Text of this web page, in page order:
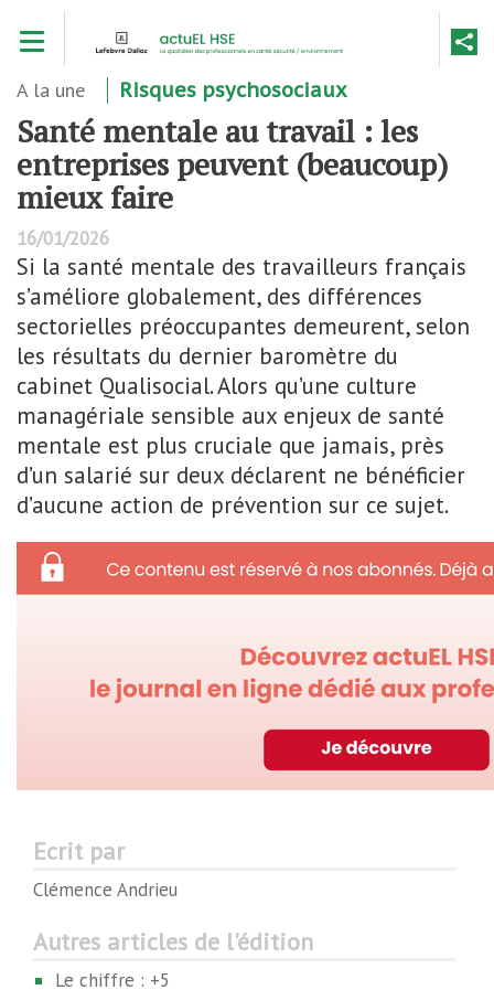
contenu
A la une Risques psychosociaux
Santé mentale au travail : les
entreprises peuvent (beaucoup)
mieux faire
16/01/2026
Si la santé mentale des travailleurs français
s’améliore globalement, des différences
sectorielles préoccupantes demeurent, selon
les résultats du dernier baromètre du
cabinet Qualisocial. Alors qu’une culture
managériale sensible aux enjeux de santé
mentale est plus cruciale que jamais, près
d’un salarié sur deux déclarent ne bénéficier
d’aucune action de prévention sur ce sujet.
Ecrit par
Clémence Andrieu
Autres articles de l'édition
Le chiffre : +5